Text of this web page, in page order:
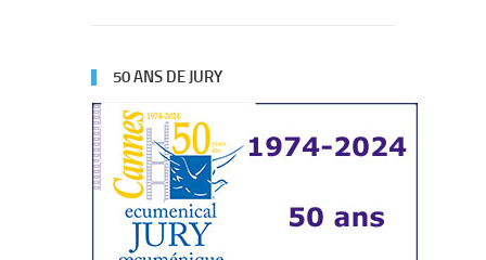
50 ANS DE JURY